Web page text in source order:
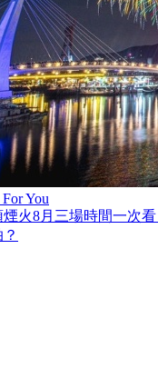
For You
煙火8月三場時間一次